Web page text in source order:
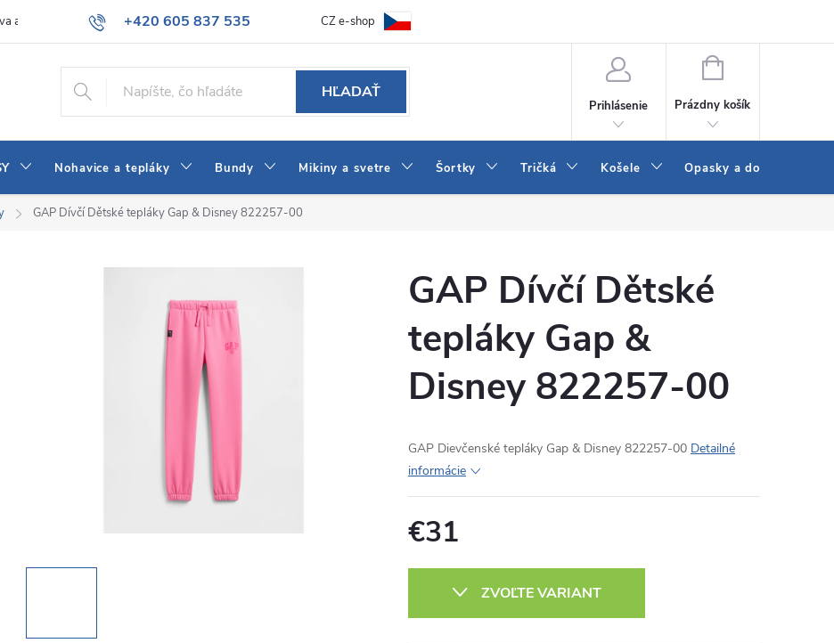
+420 605 837 535
info@jeans-shop.sk
a platba Všeobecné obchodné podmienky Ako vybrať džínsy Wrangler a LEE
CZ e-shop
HĽADAŤ
Prihlásenie
NÁKUPNÝ
Prázdny košík
Nohavice a tepláky Bundy Mikiny a svetre Šortky Tričká Košele Opasky a doplnky
GAP Dívčí Dětské tepláky Gap & Disney 822257-00
GAP Dívčí Dětské
tepláky Gap &
Disney 822257-00
GAP Dievčenské tepláky Gap & Disney 822257-00 Detailné
informácie
€31
ZVOĽTE VARIANT